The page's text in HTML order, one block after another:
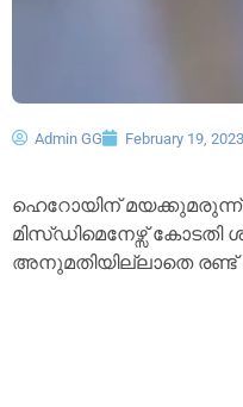
Admin GG February 19, 2023
ഹെറോയിന്
മിസ്‌ഡിമെനേഴ്സ് കോടതി
അനുമതിയില്ലാതെ രണ്ട്